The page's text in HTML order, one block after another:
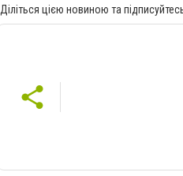
Діліться цією новиною та